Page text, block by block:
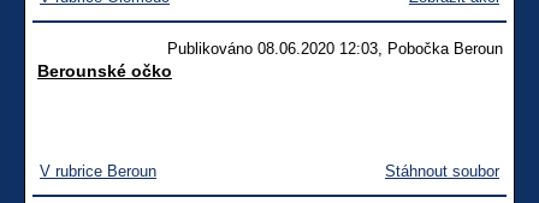
Publikováno 08.06.2020 12:03, Pobočka Beroun
Berounské očko
V rubrice Beroun Stáhnout soubor